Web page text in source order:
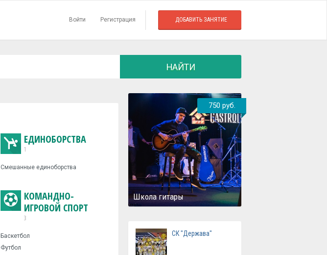
Войти Регистрация ДОБАВИТЬ ЗАНЯТИЕ
НАЙТИ
ЕДИНОБОРСТВА
1
Смешанные единоборства
КОМАНДНО-
ИГРОВОЙ СПОРТ
3
Баскетбол
Футбол
750 руб.
Школа гитары
СК "Держава"